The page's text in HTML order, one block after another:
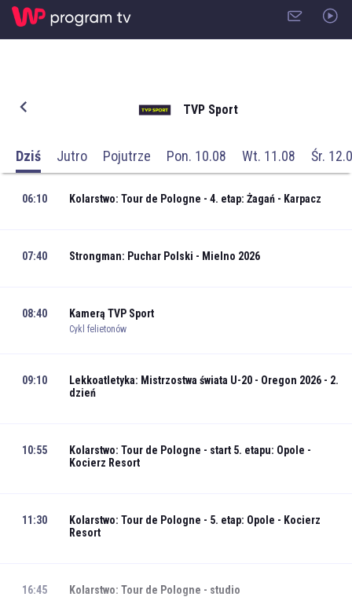
TVP Sport
Dziś Jutro Pojutrze Pon. 10.08 Wt. 11.08 Śr.
06:10 Kolarstwo: Tour de Pologne - 4. etap: Żagań - Karpacz
07:40 Strongman: Puchar Polski - Mielno 2026
08:40 Kamerą TVP Sport
Cykl felietonów
09:10
Lekkoatletyka: Mistrzostwa świata U-20 - Oregon 2026 - 2.
dzień
10:55
Kolarstwo: Tour de Pologne - start 5. etapu: Opole -
Kocierz Resort
11:30
Kolarstwo: Tour de Pologne - 5. etap: Opole - Kocierz
Resort
16:45 Kolarstwo: Tour de Pologne - studio